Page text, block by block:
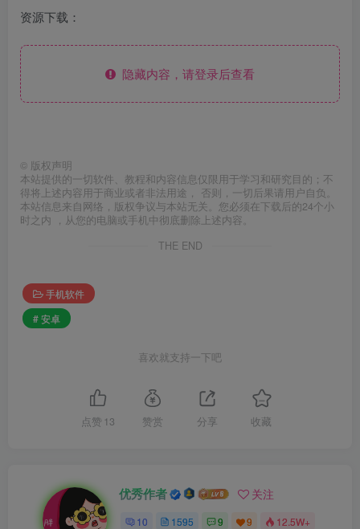
资源下载：
隐藏内容，请登录后查看
© 版权声明
本站提供的一切软件、教程和内容信息仅限用于学习和研究目的；不
得将上述内容用于商业或者非法用途， 否则，一切后果请用户自负。
本站信息来自网络，版权争议与本站无关。您必须在下载后的24个小
时之内 ，从您的电脑或手机中彻底删除上述内容。
THE END
手机软件
# 安卓
喜欢就支持一下吧
点赞 13 赞赏 分享 收藏
优秀作者 关注
10 1595 9 9 12.5W+